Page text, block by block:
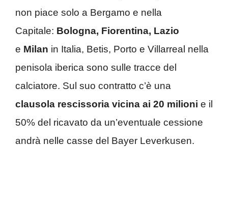
non piace solo a Bergamo e nella
Capitale: Bologna, Fiorentina, Lazio
e Milan in Italia, Betis, Porto e Villarreal nella
penisola iberica sono sulle tracce del
calciatore. Sul suo contratto c’è una
clausola rescissoria vicina ai 20 milioni e il
50% del ricavato da un’eventuale cessione
andrà nelle casse del Bayer Leverkusen.